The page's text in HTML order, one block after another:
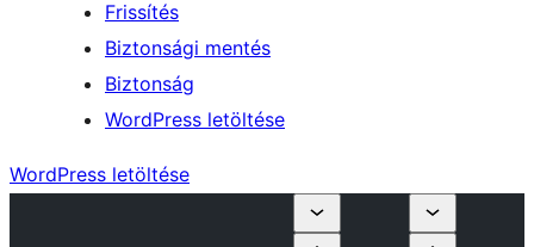
Frissítés
Biztonsági mentés
Biztonság
WordPress letöltése
WordPress letöltése